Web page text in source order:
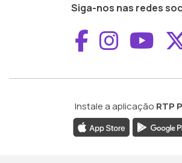
Siga-nos nas redes
Aceder
Instale a aplicação RTP